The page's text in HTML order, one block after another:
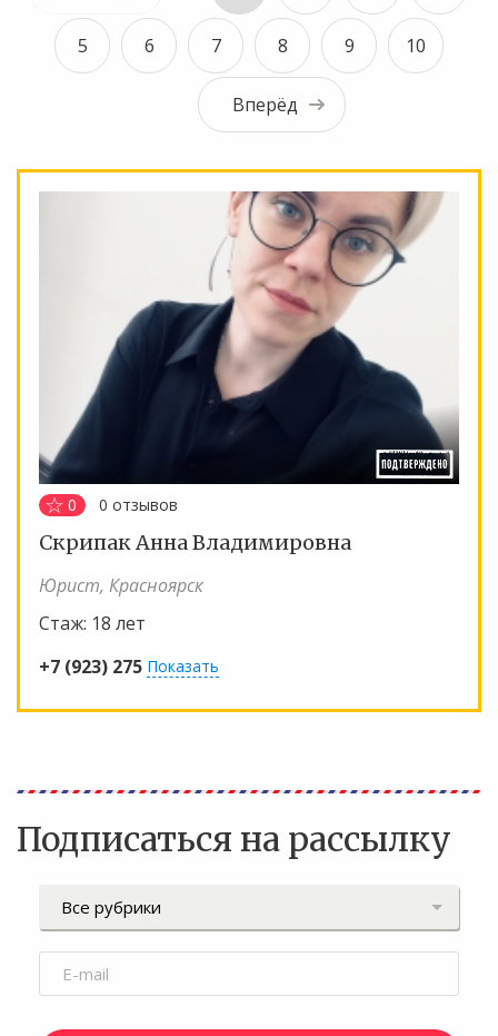
5 6 7 8 9 10
Вперёд
0 0 отзывов
Скрипак Анна Владимировна
Юрист, Красноярск
Стаж: 18 лет
+7 (923) 275 Показать
Подписаться на рассылку